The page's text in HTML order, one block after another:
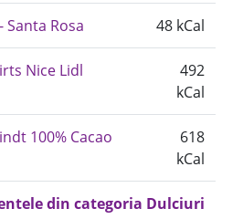
Santa Rosa 48 kCal
Nice Lidl
492
kCal
100% Cacao
618
kCal
din categoria Dulciuri